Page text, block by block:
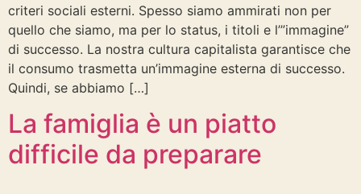
criteri sociali esterni. Spesso siamo ammirati non per
quello che siamo, ma per lo status, i titoli e l’”immagine”
di successo. La nostra cultura capitalista garantisce che
il consumo trasmetta un’immagine esterna di successo.
Quindi, se abbiamo […]
La famiglia è un piatto
difficile da preparare